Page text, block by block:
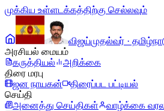
முக்கிய உள்ளடக்கத்திற்கு செல்லவும்
விஜய்முதல்வர் ·
அரசியல் மையம்
கருத்தியல்
அறிக்கை
திரை மரபு
ஜன நாயகன்
திரைப்பட பட்டியல்
செய்தி
அனைத்து செய்திகள்
வாழ்க்கை